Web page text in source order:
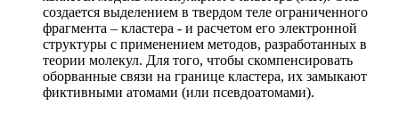
создается выделением в твердом теле ограниченного
фрагмента – кластера - и расчетом его электронной
структуры с применением методов, разработанных в
теории молекул. Для того, чтобы скомпенсировать
оборванные связи на границе кластера, их замыкают
фиктивными атомами (или псевдоатомами).